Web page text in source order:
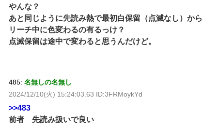
やんな？
あと同じように先読み熱で最初白保留（点滅なし）から
リーチ中に色変わるの有るっけ？
点滅保留は途中で変わると思うんだけど。
485: 名無しの名無し
2024/12/10(火) 15:24:03.63 ID:3FRMoykYd
>>483
前者 先読み扱いで良い